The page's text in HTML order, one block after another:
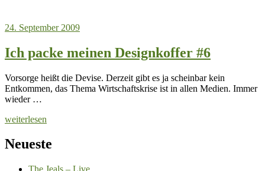
24. September 2009
Ich packe meinen Designkoffer #6
Vorsorge heißt die Devise. Derzeit gibt es ja scheinbar kein
Entkommen, das Thema Wirtschaftskrise ist in allen Medien. Immer
wieder …
weiterlesen
Neueste